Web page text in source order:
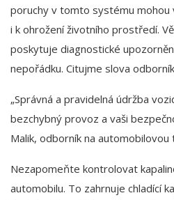
poruchy v tomto systému mohou
i k ohrožení životního prostředí.
poskytuje diagnostické
nepořádku. Citujme slova
„Správná a pravidelná údržba
bezchybný provoz a vaši
Malik, odborník na automobilovou
Nezapomeňte kontrolovat
automobilu. To zahrnuje chladící